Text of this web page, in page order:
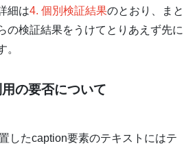
細は4. 個別検証結果のとおり、まと
の検証結果をうけてとりあえず先に
。
の要否について
したcaption要素のテキストにはテ